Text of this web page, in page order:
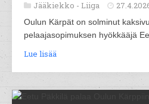
Jääkiekko - Liiga
Oulun Kärpät on solminut
pelaajasopimuksen hyökkääjä
Lue lisää